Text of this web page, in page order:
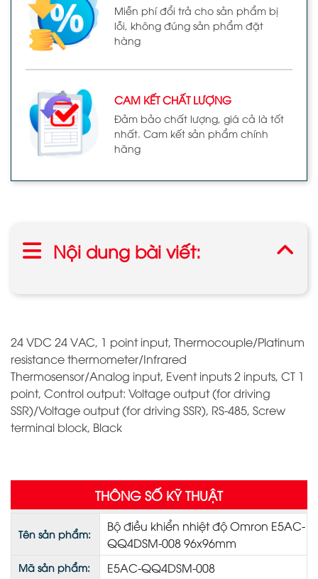
Miễn phí đổi trả cho sản phẩm bị
lỗi, không đúng sản phẩm đặt
hàng
CAM KẾT CHẤT LƯỢNG
Đảm bảo chất lượng, giá cả là tốt
nhất. Cam kết sản phẩm chính
hãng
Nội dung bài viết:
24 VDC 24 VAC, 1 point input, Thermocouple/Platinum
resistance thermometer/Infrared
Thermosensor/Analog input, Event inputs 2 inputs, CT 1
point, Control output: Voltage output (for driving
SSR)/Voltage output (for driving SSR), RS-485, Screw
terminal block, Black
THÔNG SỐ KỸ THUẬT
Tên sản phẩm:
Bộ điều khiển nhiệt độ Omron E5AC-
QQ4DSM-008 96x96mm
Mã sản phẩm: E5AC-QQ4DSM-008